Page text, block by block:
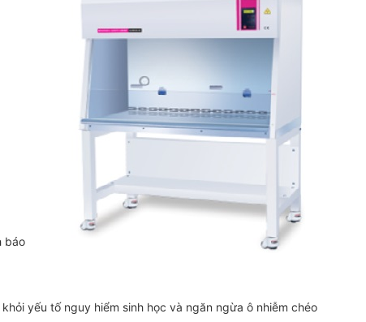
báo
yếu tố nguy hiểm sinh học và ngăn ngừa ô nhiễm chéo